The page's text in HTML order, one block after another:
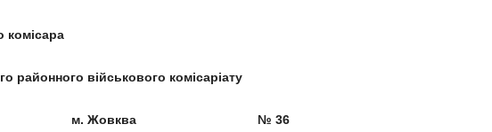
комісара
районного військового комісаріату
14 м. Жовква № 36